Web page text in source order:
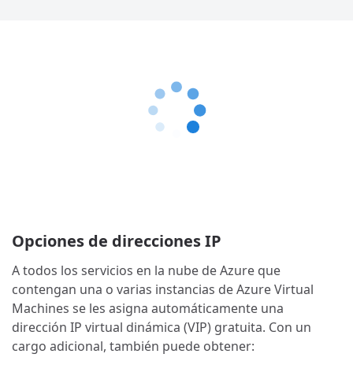
Opciones de direcciones IP
A todos los servicios en la nube de Azure que
contengan una o varias instancias de Azure Virtual
Machines se les asigna automáticamente una
dirección IP virtual dinámica (VIP) gratuita. Con un
cargo adicional, también puede obtener: